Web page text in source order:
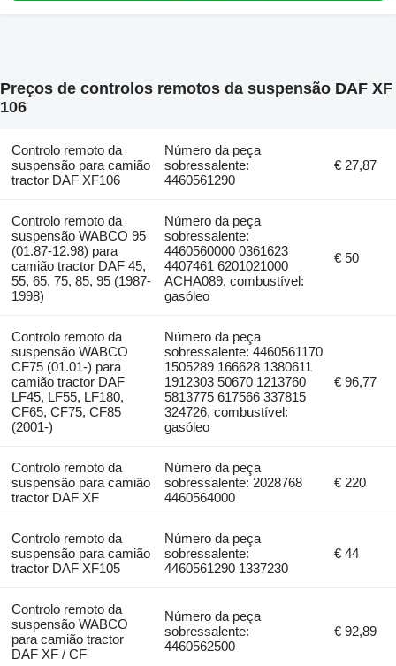
Preços de controlos remotos da suspensão DAF XF
106
Controlo remoto da
suspensão para camião
tractor DAF XF106
Número da peça
sobressalente:
4460561290
€ 27,87
Controlo remoto da
suspensão WABCO 95
(01.87-12.98) para
camião tractor DAF 45,
55, 65, 75, 85, 95 (1987-
1998)
Número da peça
sobressalente:
4460560000 0361623
4407461 6201021000
ACHA089, combustível:
gasóleo
€ 50
Controlo remoto da
suspensão WABCO
CF75 (01.01-) para
camião tractor DAF
LF45, LF55, LF180,
CF65, CF75, CF85
(2001-)
Número da peça
sobressalente: 4460561170
1505289 166628 1380611
1912303 50670 1213760
5813775 617566 337815
324726, combustível:
gasóleo
€ 96,77
Controlo remoto da
suspensão para camião
tractor DAF XF
Número da peça
sobressalente: 2028768
4460564000
€ 220
Controlo remoto da
suspensão para camião
tractor DAF XF105
Número da peça
sobressalente:
4460561290 1337230
€ 44
Controlo remoto da
suspensão WABCO
para camião tractor
DAF XF / CF
Número da peça
sobressalente:
4460562500
€ 92,89